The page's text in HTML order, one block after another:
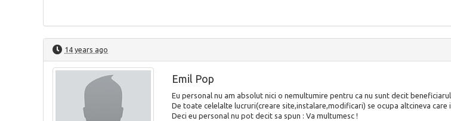
14 years ago
Emil Pop
Eu personal nu am absolut nici o nemultumire pentru ca nu sunt decit beneficiarul
De toate celelalte lucruri(creare site,instalare,modificari) se ocupa altcineva care
Deci eu personal nu pot decit sa spun : Va multumesc !